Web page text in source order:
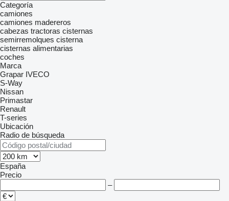
Categoría
camiones
camiones madereros
cabezas tractoras cisternas
semirremolques cisterna
cisternas alimentarias
coches
Marca
Grapar IVECO
S-Way
Nissan
Primastar
Renault
T-series
Ubicación
Radio de búsqueda
España
Precio
–